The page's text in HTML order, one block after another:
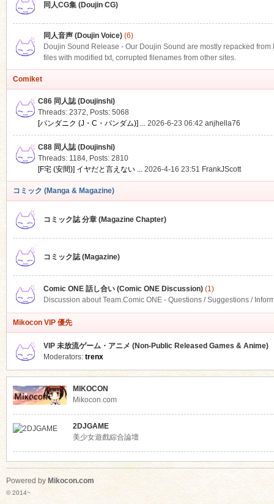
同人CG集 (Doujin CG)
同人音声 (Doujin Voice)(6)
Doujin Sound Release - Our Doujin Sound are mostly repacked
files with modified txt, corrupted filenames from other sites.
Comiket
C86 同人誌 (Doujinshi)
Threads: 2372, Posts: 5068
[パンダニク (J・C・パンダム)] ... 2026-6-23 06:42 anjhella76
C88 同人誌 (Doujinshi)
Threads: 1184, Posts: 2810
[F宅 (安間)] イヤだと言えない ... 2026-4-16 23:51 FrankJScott
コミック (Manga & Magazine)
コミック誌 分章 (Magazine Chapter)
コミック誌 (Magazine)
Comic ONE 話し合い (Comic ONE Discussion)(1)
Discussion about Team.Comic ONE - Questions / Suggestions /
Mikocon VIP 優先
VIP 未放流ゲーム・アニメ (Non-Public Released Games & Anime)
Moderators: trenx
MIKOCON
Mikocon.com
2DJGAME
美少女遊戲綜合論壇
Powered by Mikocon.com
© 2014~